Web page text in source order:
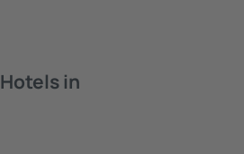
in